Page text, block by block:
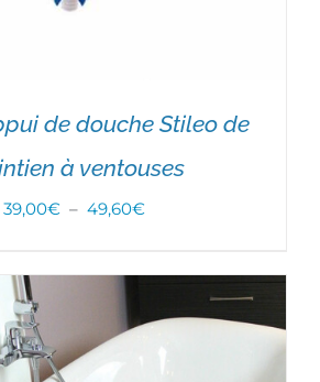
OPTIONS
de douche Stileo de
à ventouses
39,00€ – 49,60€Plage
prix :
39,00€